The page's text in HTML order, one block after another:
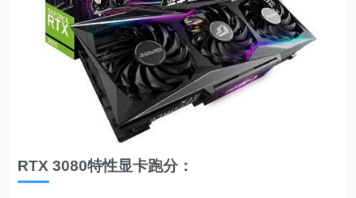
RTX 3080特性显卡跑分：